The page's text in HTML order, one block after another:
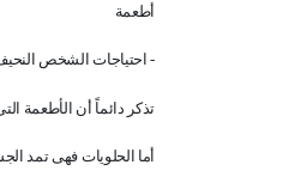
أطعمة
- احتياجات الشخص النحيف
تذكر دائماً أن الأطعمة
أما الحلويات فهى تمد